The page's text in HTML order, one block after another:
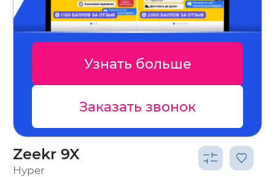
Узнать больше
Заказать звонок
Zeekr 9X
Hyper